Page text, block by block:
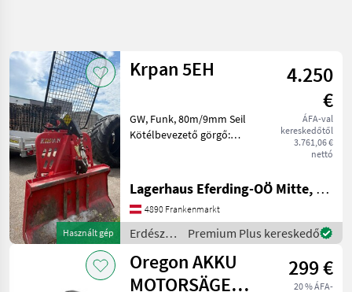
Használt gép
Krpan 5EH
4.250
€
ÁFA-val
kereskedőtől
3.761,06 €
nettó
GW, Funk, 80m/9mm Seil
Kötélbevezető görgő:
teljesítmény: 5 tonna ,
Rádió Erdészeti és faipari
gépek Csörlő
Lagerhaus Eferding-OÖ Mitte, Frankenmarkt
4890 Frankenmarkt
Erdészeti
és
faipari
gépek /
Premium Plus kereskedő
Oregon AKKU
MOTORSÄGE
299 €
20 % ÁFA-